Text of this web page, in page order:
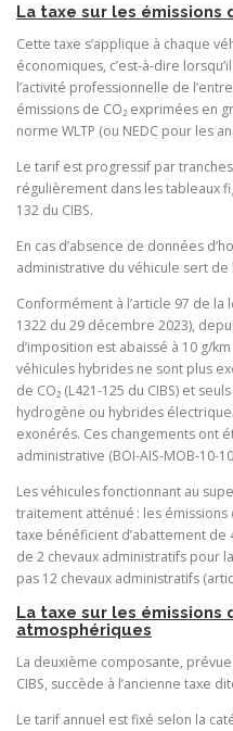
La taxe sur les émissions
Cette taxe s’applique à chaque
économiques, c’est-à-dire
l’activité professionnelle de
émissions de CO₂ exprimées en
norme WLTP (ou NEDC pour les
Le tarif est progressif par
régulièrement dans les tableaux
132 du CIBS.
En cas d’absence de données
administrative du véhicule sert de
Conformément à l’article 97 de la
1322 du 29 décembre 2023),
d’imposition est abaissé à 10 g/km
véhicules hybrides ne sont plus
de CO₂ (L421-125 du CIBS) et
hydrogène ou hybrides
exonérés. Ces changements ont
administrative (BOI-AIS-MOB-10-
Les véhicules fonctionnant au
traitement atténué : les émissions
taxe bénéficient d’abattement de
de 2 chevaux administratifs pour
pas 12 chevaux administratifs
La taxe sur les émissions
atmosphériques
La deuxième composante,
CIBS, succède à l’ancienne taxe
Le tarif annuel est fixé selon la